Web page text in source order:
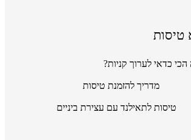
טיסות
כדאי לערוך קניות?
מדריך להזמנת טיסות
טיסות לתאילנד עם עצירת ביניים